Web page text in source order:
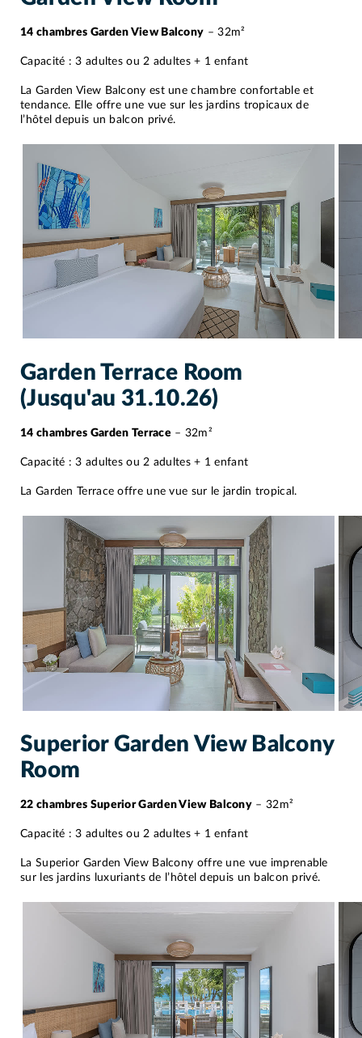
14 chambres Garden View Balcony – 32m²
Capacité : 3 adultes ou 2 adultes + 1 enfant
La Garden View Balcony est une chambre confortable et
tendance. Elle offre une vue sur les jardins tropicaux de
l’hôtel depuis un balcon privé.
Garden Terrace Room
(Jusqu'au 31.10.26)
14 chambres Garden Terrace– 32m²
Capacité : 3 adultes ou 2 adultes + 1 enfant
La Garden Terrace offre une vue sur le jardin tropical.
Superior Garden View Balcony
Room
22 chambres Superior Garden View Balcony – 32m²
Capacité : 3 adultes ou 2 adultes + 1 enfant
La Superior Garden View Balcony offre une vue imprenable
sur les jardins luxuriants de l’hôtel depuis un balcon privé.